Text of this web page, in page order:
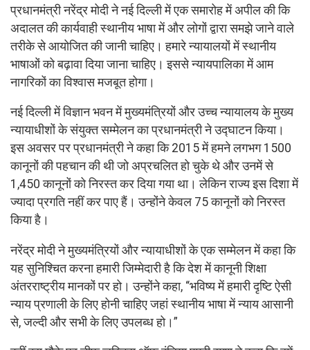
प्रधानमंत्री नरेंद्र मोदी ने नई दिल्ली में एक समारोह में अपील की कि
अदालत की कार्यवाही स्थानीय भाषा में और लोगों द्वारा समझे जाने वाले
तरीके से आयोजित की जानी चाहिए। हमारे न्यायालयों में स्थानीय
भाषाओं को बढ़ावा दिया जाना चाहिए। इससे न्यायपालिका में आम
नागरिकों का विश्वास मजबूत होगा।
नई दिल्ली में विज्ञान भवन में मुख्यमंत्रियों और उच्च न्यायालय के मुख्य
न्यायाधीशों के संयुक्त सम्मेलन का प्रधानमंत्री ने उद्घाटन किया।
इस अवसर पर प्रधानमंत्री ने कहा कि 2015 में हमने लगभग 1500
कानूनों की पहचान की थी जो अप्रचलित हो चुके थे और उनमें से
1,450 कानूनों को निरस्त कर दिया गया था। लेकिन राज्य इस दिशा में
ज्यादा प्रगति नहीं कर पाए हैं। उन्होंने केवल 75 कानूनों को निरस्त
किया है।
नरेंद्र मोदी ने मुख्यमंत्रियों और न्यायाधीशों के एक सम्मेलन में कहा कि
यह सुनिश्चित करना हमारी जिम्मेदारी है कि देश में कानूनी शिक्षा
अंतरराष्ट्रीय मानकों पर हो। उन्होंने कहा, “भविष्य में हमारी दृष्टि ऐसी
न्याय प्रणाली के लिए होनी चाहिए जहां स्थानीय भाषा में न्याय आसानी
से, जल्दी और सभी के लिए उपलब्ध हो।”